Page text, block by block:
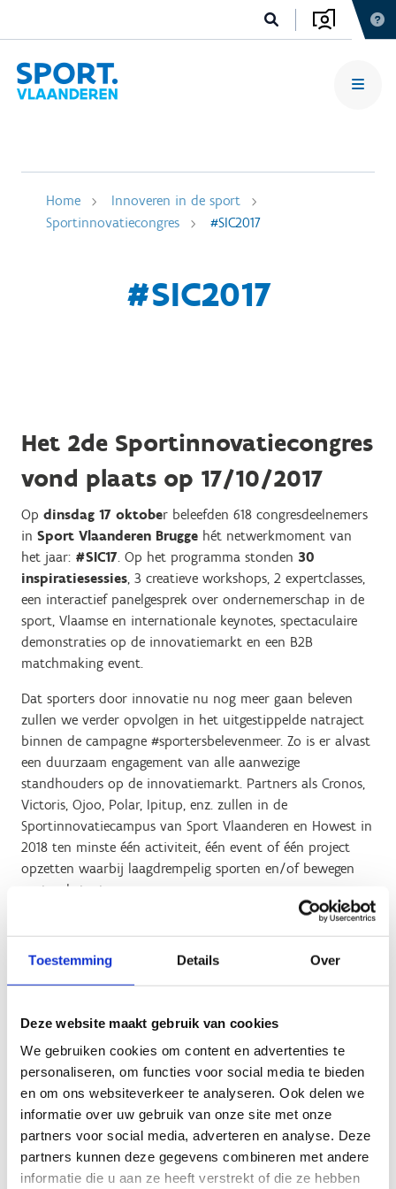
Toestemming Details Over
Deze website maakt gebruik van cookies
We gebruiken cookies om content en advertenties te
personaliseren, om functies voor social media te bieden
en om ons websiteverkeer te analyseren. Ook delen we
informatie over uw gebruik van onze site met onze
partners voor social media, adverteren en analyse. Deze
partners kunnen deze gegevens combineren met andere
informatie die u aan ze heeft verstrekt of die ze hebben
Home
Innoveren in de sport
Sportinnovatiecongres
#SIC2017
#SIC2017
Het 2de Sportinnovatiecongres
vond plaats op 17/10/2017
Op dinsdag 17 oktober beleefden 618 congresdeelnemers
in Sport Vlaanderen Brugge hét netwerkmoment van
het jaar: #SIC17. Op het programma stonden 30
inspiratiesessies, 3 creatieve workshops, 2 expertclasses,
een interactief panelgesprek over ondernemerschap in de
sport, Vlaamse en internationale keynotes, spectaculaire
demonstraties op de innovatiemarkt en een B2B
matchmaking event.
Dat sporters door innovatie nu nog meer gaan beleven
zullen we verder opvolgen in het uitgestippelde natraject
binnen de campagne #sportersbelevenmeer. Zo is er alvast
een duurzaam engagement van alle aanwezige
standhouders op de innovatiemarkt. Partners als Cronos,
Victoris, Ojoo, Polar, Ipitup, enz. zullen in de
Sportinnovatiecampus van Sport Vlaanderen en Howest in
2018 ten minste één activiteit, één event of één project
opzetten waarbij laagdrempelig sporten en/of bewegen
centraal staat.
antwoorden op vragen als:Hoe en waarom sporten en
bewegen mensen in 2040?Meer informatie hierover
Bekijk de aftermovie van
#SIC2017